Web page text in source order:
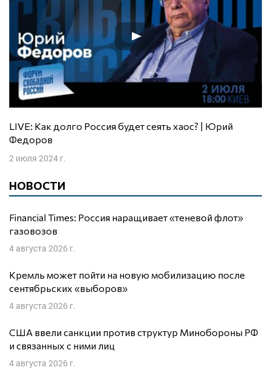
LIVE: Как долго Россия будет сеять хаос? | Юрий
Федоров
2 июля 2024 г.
НОВОСТИ
Financial Times: Россия наращивает «теневой флот»
газовозов
4 августа 2026 г.
Кремль может пойти на новую мобилизацию после
сентябрьских «выборов»
4 августа 2026 г.
США ввели санкции против структур Минобороны РФ
и связанных с ними лиц
4 августа 2026 г.